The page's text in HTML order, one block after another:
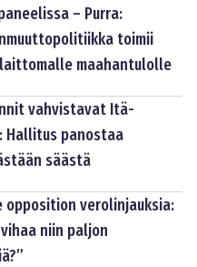
– Purra:
toimii
maahantulolle
vahvistavat Itä-
Hallitus panostaa
säästä
opposition verolinjauksia:
niin paljon